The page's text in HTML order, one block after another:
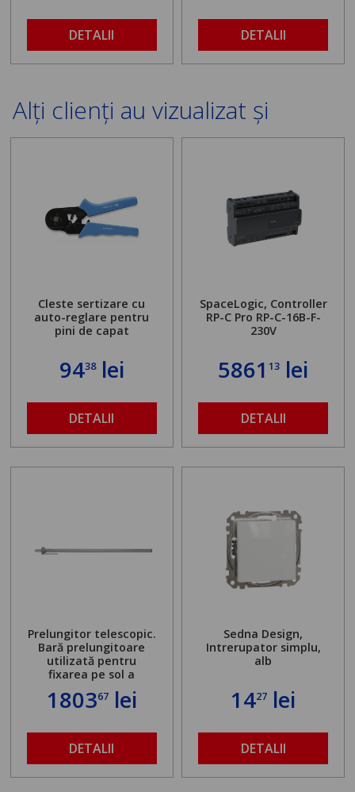
DETALII DETALII
Alți clienți au vizualizat și
Cleste sertizare cu
auto-reglare pentru
pini de capat
9438lei
DETALII
SpaceLogic, Controller
RP-C Pro RP-C-16B-F-
230V
586113 lei
DETALII
Prelungitor telescopic.
Bară prelungitoare
utilizată pentru
fixarea pe sol a
găurit în locul
maximă admisă de 500
kg și înălțime reglabilă
de la 1,8 la 2,9 m
180367lei
DETALII
Sedna Design,
Intrerupator simplu,
alb
1427 lei
DETALII